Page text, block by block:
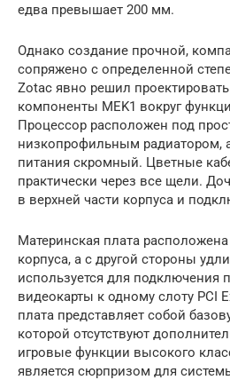
едва превышает 200 мм.
Однако создание прочной,
сопряжено с определенной
Zotac явно решил
компоненты MEK1 вокруг
Процессор расположен под
низкопрофильным радиатором,
питания скромный. Цветные
практически через все щели.
в верхней части корпуса и
Материнская плата
корпуса, а с другой стороны
используется для подключения
видеокарты к одному слоту PCI
плата представляет собой
которой отсутствуют
игровые функции высокого
является сюрпризом для